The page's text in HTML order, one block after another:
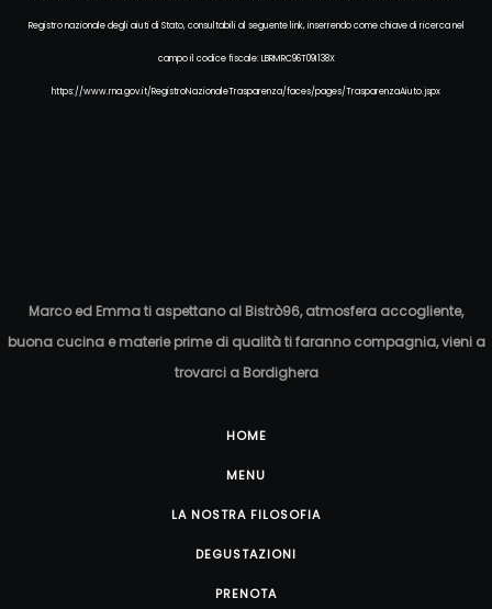
Registro nazionale degli aiuti di Stato, consultabili al seguente link, inserrendo come chiave di ricerca nel
campo il codice fiscale: LBRMRC96T09I138X
https://www.rna.gov.it/RegistroNazionaleTrasparenza/faces/pages/TrasparenzaAiuto.jspx
Marco ed Emma ti aspettano al Bistrò96, atmosfera accogliente,
buona cucina e materie prime di qualità ti faranno compagnia, vieni a
trovarci a Bordighera
HOME
MENU
LA NOSTRA FILOSOFIA
DEGUSTAZIONI
PRENOTA